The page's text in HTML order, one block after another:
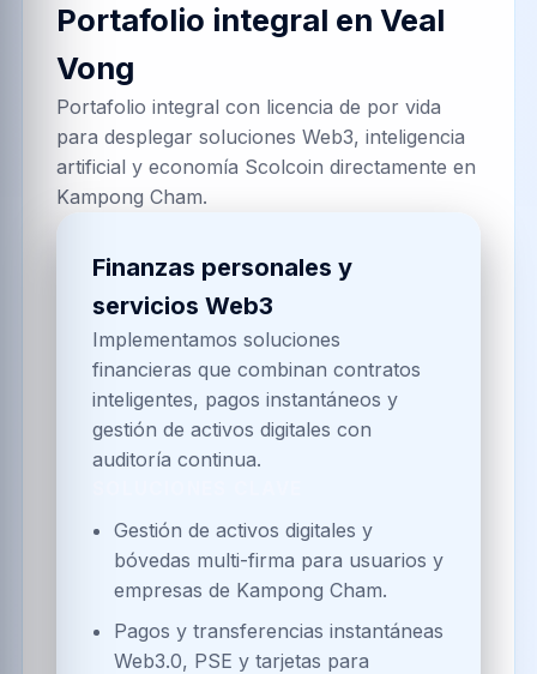
Portafolio integral enVeal
Vong
Portafolio integral con licencia de por vida
para desplegar soluciones Web3, inteligencia
artificial y economía Scolcoin directamente en
Kampong Cham.
Finanzas personales y
servicios Web3
Implementamos soluciones
financieras que combinan contratos
inteligentes, pagos instantáneos y
gestión de activos digitales con
auditoría continua.
Gestión de activos digitales y
bóvedas multi-firma para usuarios y
empresas de Kampong Cham.
Pagos y transferencias instantáneas
Web3.0, PSE y tarjetas para